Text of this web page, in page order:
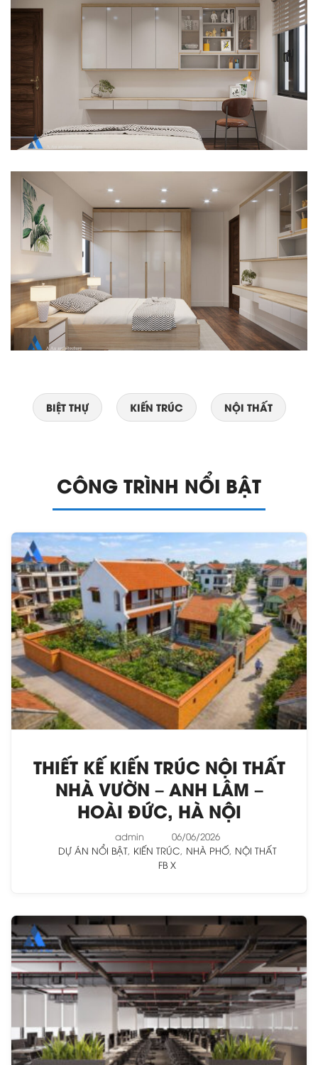
BIỆT THỰ KIẾN TRÚC NỘI THẤT
CÔNG TRÌNH NỔI BẬT
THIẾT KẾ KIẾN TRÚC NỘI THẤT
NHÀ VƯỜN – ANH LÂM –
HOÀI ĐỨC, HÀ NỘI
admin
06/06/2026
DỰ ÁN NỔI BẬT, KIẾN TRÚC NHÀ PHỐ, NỘI THẤT
FB X